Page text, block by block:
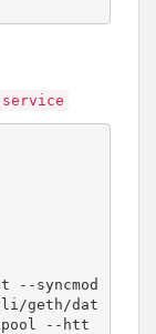
--syncmod
geth/dat
--htt